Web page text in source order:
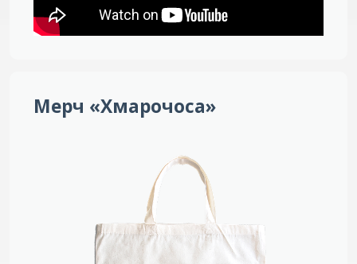
Мерч «Хмарочоса»